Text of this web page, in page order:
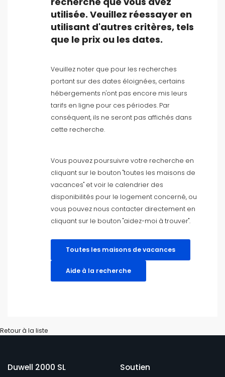
Distances
utilisée. Veuillez réessayer en
utilisant d'autres critères, tels
que le prix ou les dates.
Veuillez noter que pour les recherches
portant sur des dates éloignées, certains
hébergements n'ont pas encore mis leurs
tarifs en ligne pour ces périodes. Par
conséquent, ils ne seront pas affichés dans
cette recherche.
Vous pouvez poursuivre votre recherche en
cliquant sur le bouton "toutes les maisons de
vacances" et voir le calendrier des
disponibilités pour le logement concerné, ou
vous pouvez nous contacter directement en
cliquant sur le bouton "aidez-moi à trouver".
Toutes les maisons de vacances
Aide à la recherche
Retour à la liste
Duwell 2000 SL Soutien